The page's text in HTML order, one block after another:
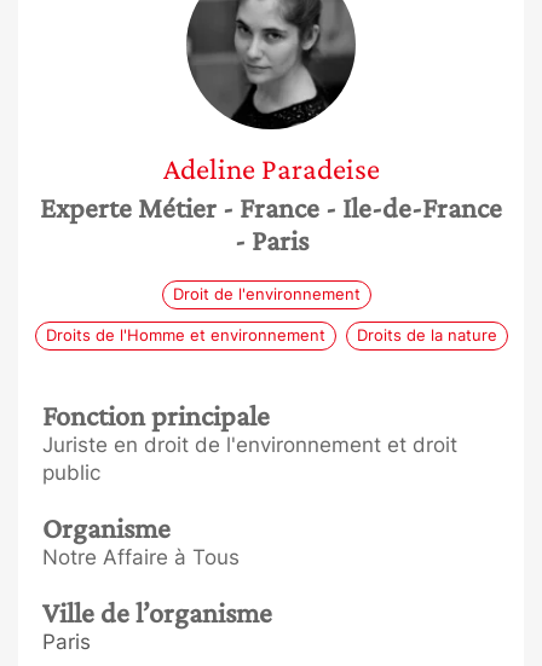
Adeline Paradeise
Experte Métier - France - Ile-de-France
- Paris
Droit de l'environnement
Droits de l'Homme et environnement Droits de la nature
Fonction principale
Juriste en droit de l'environnement et droit
public
Organisme
Notre Affaire à Tous
Ville de l’organisme
Paris